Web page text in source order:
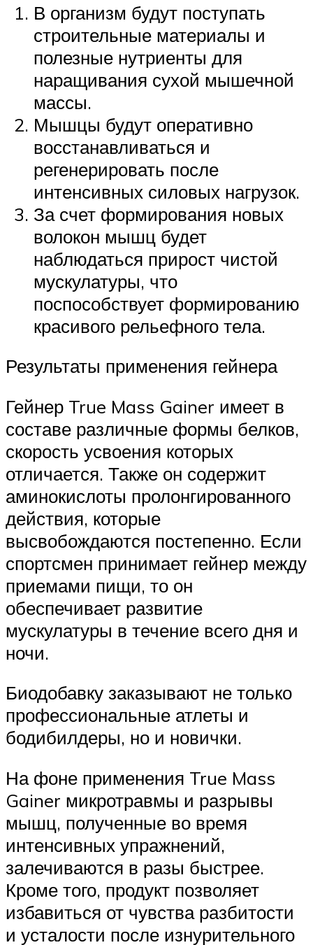
В организм будут поступать
строительные материалы и
полезные нутриенты для
наращивания сухой мышечной
массы.
Мышцы будут оперативно
восстанавливаться и
регенерировать после
интенсивных силовых нагрузок.
За счет формирования новых
волокон мышц будет
наблюдаться прирост чистой
мускулатуры, что
поспособствует формированию
красивого рельефного тела.
Результаты применения гейнера
Гейнер True Mass Gainer имеет в
составе различные формы белков,
скорость усвоения которых
отличается. Также он содержит
аминокислоты пролонгированного
действия, которые
высвобождаются постепенно. Если
спортсмен принимает гейнер между
приемами пищи, то он
обеспечивает развитие
мускулатуры в течение всего дня и
ночи.
Биодобавку заказывают не только
профессиональные атлеты и
бодибилдеры, но и новички.
На фоне применения True Mass
Gainer микротравмы и разрывы
мышц, полученные во время
интенсивных упражнений,
залечиваются в разы быстрее.
Кроме того, продукт позволяет
избавиться от чувства разбитости
и усталости после изнурительного